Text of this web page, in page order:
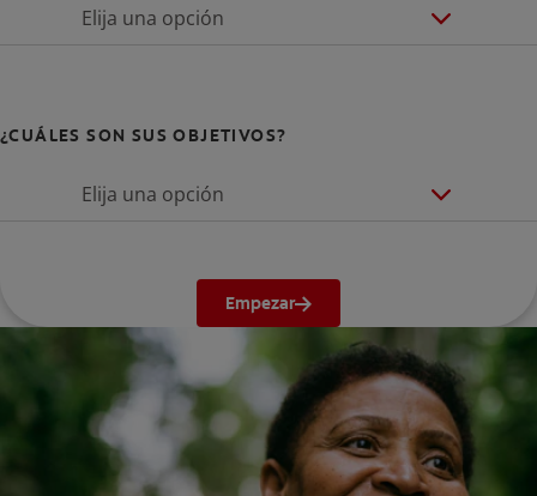
Elija una opción
¿CUÁLES SON SUS OBJETIVOS?
Elija una opción
Empezar